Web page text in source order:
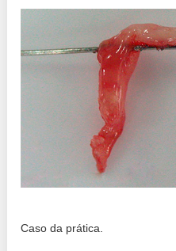
Caso da prática.